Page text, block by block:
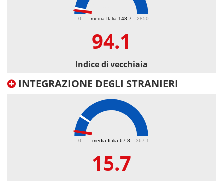
media Italia 148.7
0 2850
94.1
Indice di vecchiaia
INTEGRAZIONE DEGLI STRANIERI
media Italia 67.8
0 367.1
15.7